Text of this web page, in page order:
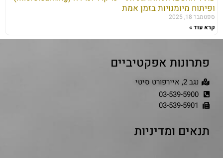
ופיתוח מיומנויות בזמן אמת
ספטמבר 18, 2025
קרא עוד »
פתרונות אפקטיביים
נגב 2, איירפורט סיטי
03-539-5900
03-539-5901
תנאים ומדיניות